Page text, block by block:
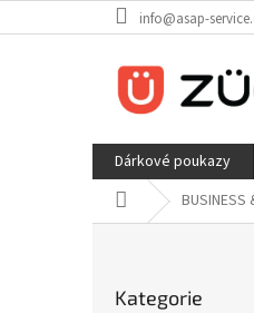
na
info@asap-
Dárkové poukazy
Domů BUSINESS
kategorie
Kategorie